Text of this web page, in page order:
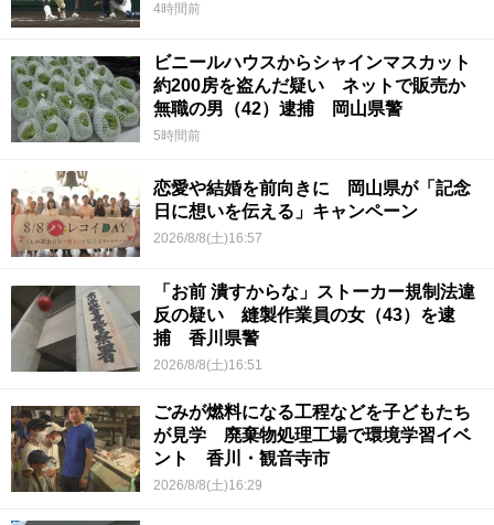
4時間前
ビニールハウスからシャインマスカット
約200房を盗んだ疑い ネットで販売か
無職の男（42）逮捕 岡山県警
5時間前
恋愛や結婚を前向きに 岡山県が「記念
日に想いを伝える」キャンペーン
2026/8/8(土)16:57
「お前 潰すからな」ストーカー規制法違
反の疑い 縫製作業員の女（43）を逮
捕 香川県警
2026/8/8(土)16:51
ごみが燃料になる工程などを子どもたち
が見学 廃棄物処理工場で環境学習イベ
ント 香川・観音寺市
2026/8/8(土)16:29